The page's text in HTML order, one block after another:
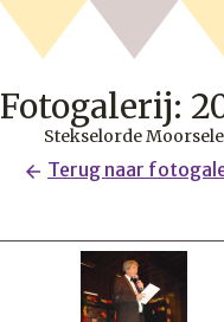
Fotogalerij:
Stekselorde Moorsele
arrow_back Terug naar